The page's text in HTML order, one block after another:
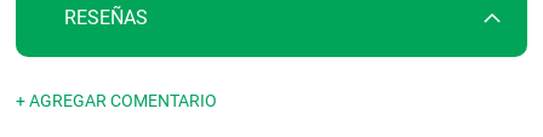
RESEÑAS
+ AGREGAR COMENTARIO